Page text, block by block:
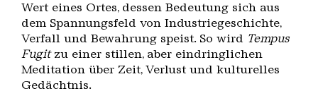
Wert eines Ortes, dessen Bedeutung sich aus
dem Spannungsfeld von Industriegeschichte,
Verfall und Bewahrung speist. So wird Tempus
Fugitzu einer stillen, aber eindringlichen
Meditation über Zeit, Verlust und kulturelles
Gedächtnis.